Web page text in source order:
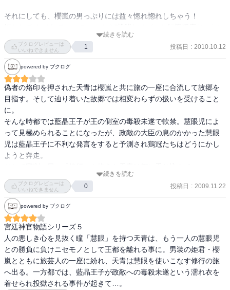
今回は天青が修行に出るということで、ハシバミの村へ戻ったた
鶏冠と曹鉄のコンビがナナメに読めるのはわかりかけてきたけれ
ど、藍晶王子と赤烏もよいです・・・。
って、藍晶王子って女性やっけ、男性やっけ・・・？
藍晶王子といい櫻嵐といい、ややこしいねん(笑)。
(2017.05.16)
それにしても、櫻嵐の男っぷりには益々惚れ惚れしちゃう！
ところがむしろ潔い気が（笑）。
ラストの密談（？）は、あの二人を想像させて嫌なのだが、想像通
りだとするとあまりにも安易な気もするし…。
続きが気になる(-"-;)
続きを読む
ブクログレビューは
いいねできません
1 投稿日 : 2010.10.12
powered by ブクログ
偽者の烙印を押された天青は櫻嵐と共に旅の一座に合流して故郷を
目指す。そして辿り着いた故郷では相変わらずの扱いを受けること
に。
そんな時都では藍晶王子が王の側室の毒殺未遂で軟禁。慧眼児によ
って見極められることになったが、政敵の大臣の息のかかった慧眼
児は藍晶王子に不利な発言をすると予測され鶏冠たちはどうにかし
ようと奔走。
続きを読む
ブクログレビューは
いいねできません
0 投稿日 : 2009.11.22
powered by ブクログ
宮廷神官物語シリーズ５
人の悪しき心を見抜く瞳「慧眼」を持つ天青は、もう一人の慧眼児
との勝負に負けニセモノとして王都を離れる事に。男装の姫君・櫻
嵐とともに旅芸人の一座に紛れ、天青は慧眼を使いこなす修行の旅
へ出る。一方都では、藍晶王子が政敵への毒殺未遂という濡れ衣を
着せられ投獄される事件が起きて…。